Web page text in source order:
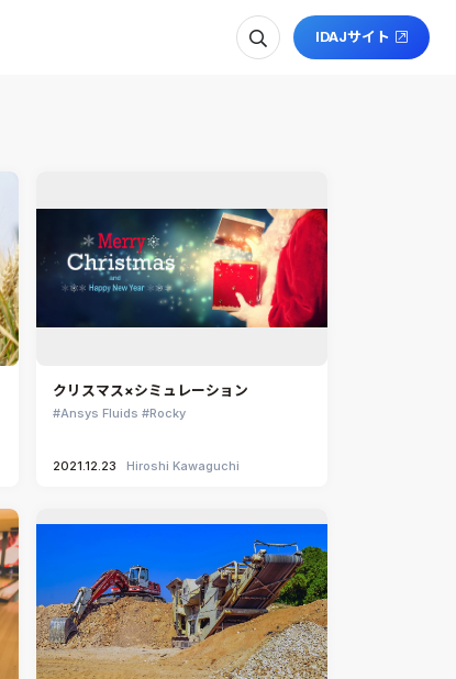
IDAJサイト
クリスマス×シミュレーション
Ansys Fluids Rocky
2021.12.23 Hiroshi Kawaguchi